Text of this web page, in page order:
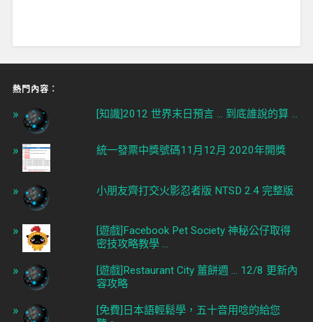
熱門內容︰
[知識]2012 世界末日預言 ... 到底誰說的算 ...
統一發票中獎號碼11月12月 2020年開獎
小朋友齊打交火影忍者版 NTSD 2.4 完整版
[遊戲]Facebook Pet Society 神秘公仔取得
密技攻略教學 ...
[遊戲]Restaurant City 薑餅週 ... 12/8 更新內
容攻略
[免費]日本語輕鬆學，五十音用唸的給您